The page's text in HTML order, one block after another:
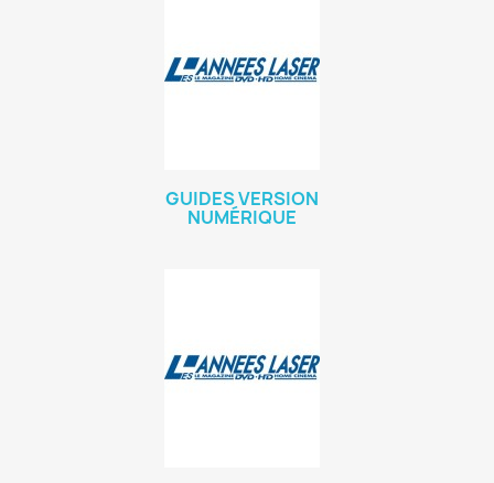
GUIDES VERSION
NUMÉRIQUE